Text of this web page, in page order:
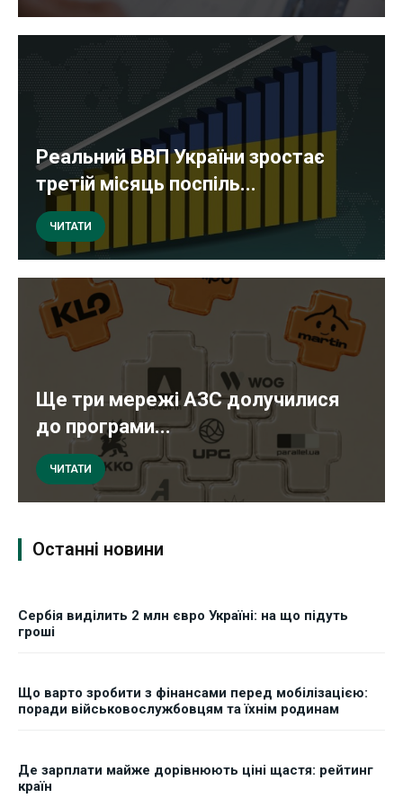
Реальний ВВП України зростає
третій місяць поспіль...
ЧИТАТИ
Ще три мережі АЗС долучилися
до програми...
ЧИТАТИ
Останні новини
Сербія виділить 2 млн євро Україні: на що підуть
гроші
Що варто зробити з фінансами перед мобілізацією:
поради військовослужбовцям та їхнім родинам
Де зарплати майже дорівнюють ціні щастя: рейтинг
країн